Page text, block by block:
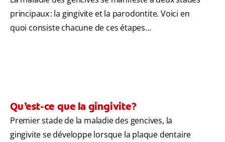
principaux : la gingivite et la parodontite. Voici en
quoi consiste chacune de ces étapes...
Qu’est-ce que la gingivite?
Premier stade de la maladie des gencives, la
gingivite se développe lorsque la plaque dentaire